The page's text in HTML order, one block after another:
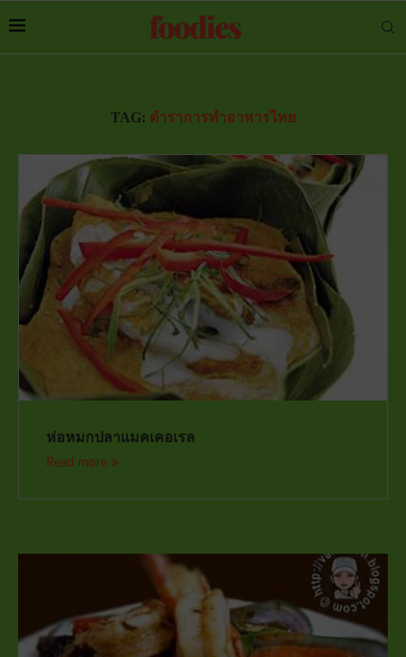
TAG: ตำราการทำอาหารไทย
ห่อหมกปลาแมคเคอเรล
Read more